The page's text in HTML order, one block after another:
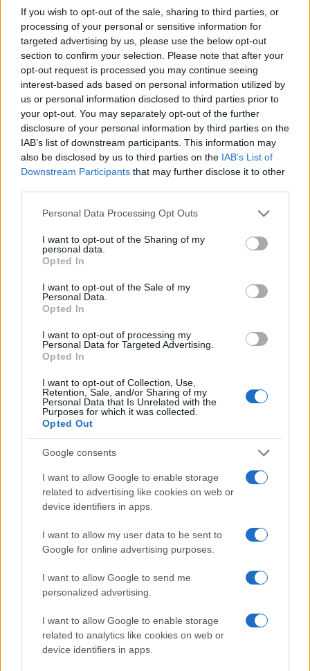
If you wish to opt-out of the sale, sharing to third parties, or
processing of your personal or sensitive information for
targeted advertising by us, please use the below opt-out
section to confirm your selection. Please note that after your
opt-out request is processed you may continue seeing
interest-based ads based on personal information utilized by
us or personal information disclosed to third parties prior to
your opt-out. You may separately opt-out of the further
disclosure of your personal information by third parties on the
IAB’s list of downstream participants. This information may
also be disclosed by us to third parties on the IAB’s List of
Downstream Participants that may further disclose it to other
Please note that this website/app uses one or more Google
not limited to your visit or usage behaviour. You may click to
grant or deny consent to Google and its third-party tags to
use your data for below specified purposes in below Google
consent section.
Personal Data Processing Opt Outs
I want to opt-out of the Sharing of my
personal data.
Opted In
I want to opt-out of the Sale of my
Personal Data.
Opted In
I want to opt-out of processing my
Personal Data for Targeted Advertising.
Opted In
I want to opt-out of Collection, Use,
Retention, Sale, and/or Sharing of my
Personal Data that Is Unrelated with the
Purposes for which it was collected.
Opted Out
Google consents
I want to allow Google to enable storage
related to advertising like cookies on web or
device identifiers in apps.
I want to allow my user data to be sent to
Google for online advertising purposes.
I want to allow Google to send me
personalized advertising.
I want to allow Google to enable storage
related to analytics like cookies on web or
device identifiers in apps.
magari anche tu potresti diventare parte di questo
cambiamento, di questa rivoluzione verde che si
sta diffondendo come un incendio nelle foreste in
primavera.
AiAdhubMedia